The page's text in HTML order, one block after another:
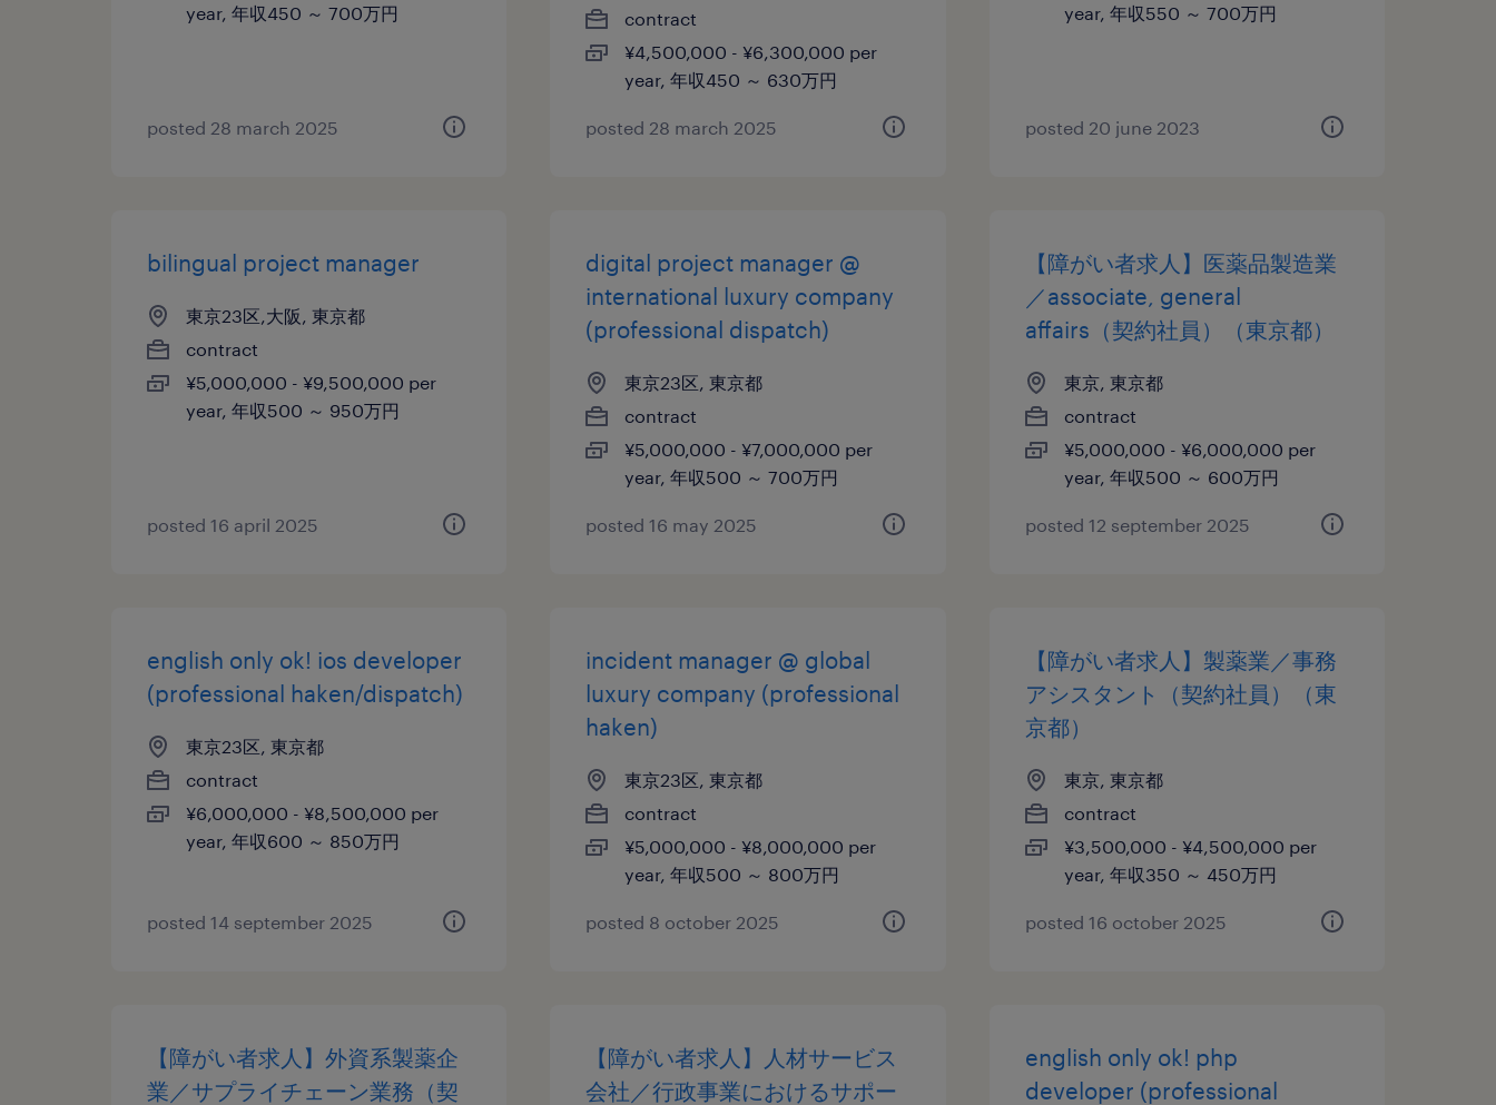
year, 年収450 ～ 700万円
posted 28 march 2025
contract
¥4,500,000 - ¥6,300,000 per
year, 年収450 ～ 630万円
posted 28 march 2025
year, 年収550 ～ 700万円
posted 20 june 2023
bilingual project manager
東京23区,大阪, 東京都
contract
¥5,000,000 - ¥9,500,000 per
year, 年収500 ～ 950万円
posted 16 april 2025
digital project manager @
international luxury company
(professional dispatch)
東京23区, 東京都
contract
¥5,000,000 - ¥7,000,000 per
year, 年収500 ～ 700万円
posted 16 may 2025
【障がい者求人】医薬品製造業
／associate, general
affairs（契約社員）（東京都）
東京, 東京都
contract
¥5,000,000 - ¥6,000,000 per
year, 年収500 ～ 600万円
posted 12 september 2025
english only ok! ios developer
(professional haken/dispatch)
東京23区, 東京都
contract
¥6,000,000 - ¥8,500,000 per
year, 年収600 ～ 850万円
posted 14 september 2025
incident manager @ global
luxury company (professional
haken)
東京23区, 東京都
contract
¥5,000,000 - ¥8,000,000 per
year, 年収500 ～ 800万円
posted 8 october 2025
【障がい者求人】製薬業／事務
アシスタント（契約社員）（東
京都）
東京, 東京都
contract
¥3,500,000 - ¥4,500,000 per
year, 年収350 ～ 450万円
posted 16 october 2025
【障がい者求人】外資系製薬企
業／サプライチェーン業務（契
【障がい者求人】人材サービス
会社／行政事業におけるサポー
english only ok! php
developer (professional